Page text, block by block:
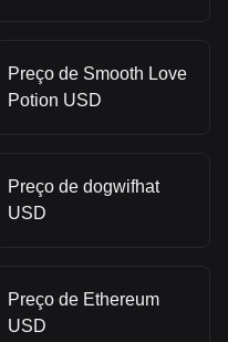
Preço de Smooth Love
Potion USD
Preço de dogwifhat
USD
Preço de Ethereum
USD